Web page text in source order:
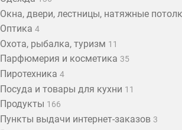
Окна, двери, лестницы, натяжные
Оптика 4
Охота, рыбалка, туризм 11
Парфюмерия и косметика 35
Пиротехника 4
Посуда и товары для кухни 11
Продукты 166
Пункты выдачи интернет-заказов 3